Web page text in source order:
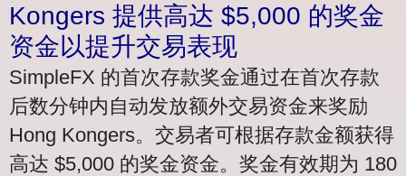
Kongers 提供高达 $5,000 的奖金
资金以提升交易表现
SimpleFX 的首次存款奖金通过在首次存款
后数分钟内自动发放额外交易资金来奖励
Hong Kongers。交易者可根据存款金额获得
高达 $5,000 的奖金资金。奖金有效期为 180